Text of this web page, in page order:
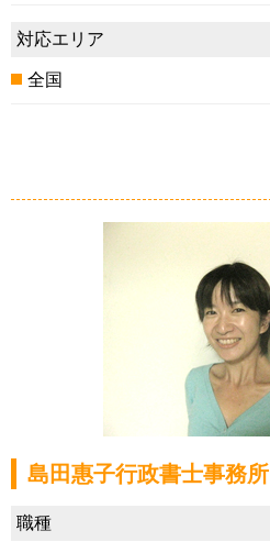
対応エリア
全国
島田惠子行政書士事務所
職種